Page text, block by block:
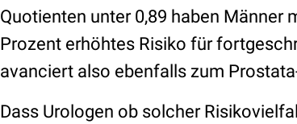
Quotienten unter 0,89 haben Männer
Prozent erhöhtes Risiko für
avanciert also ebenfalls zum
Dass Urologen ob solcher